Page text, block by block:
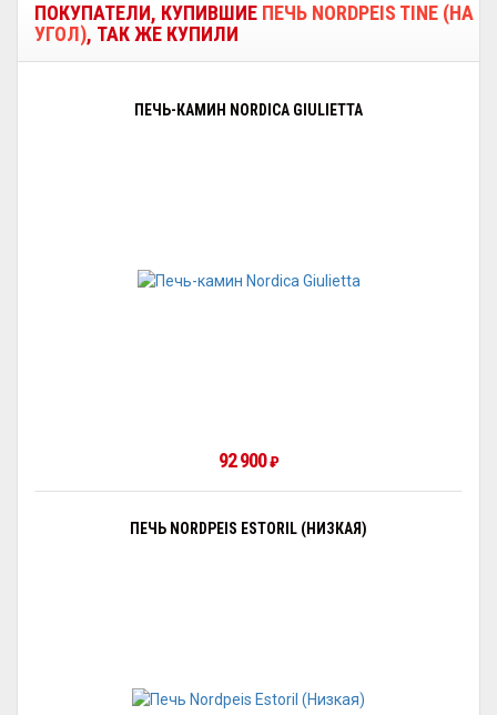
ПОКУПАТЕЛИ, КУПИВШИЕ ПЕЧЬ NORDPEIS TINE (НА
УГОЛ), ТАК ЖЕ КУПИЛИ
ПЕЧЬ-КАМИН NORDICA GIULIETTA
92 900₽
ПЕЧЬ NORDPEIS ESTORIL (НИЗКАЯ)